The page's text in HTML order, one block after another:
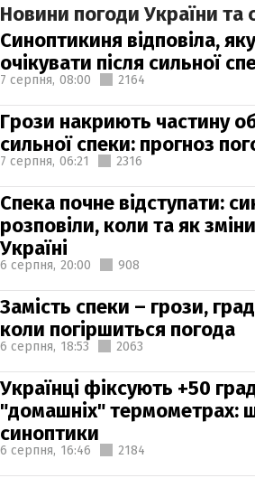
Новини погоди України та
Синоптикиня відповіла,
очікувати після сильної
7 серпня, 08:00 2164
Грози накриють частину
сильної спеки: прогноз
7 серпня, 06:21 2316
Спека почне відступати:
розповіли, коли та як
Україні
6 серпня, 20:00 908
Замість спеки – грози,
коли погіршиться погода
6 серпня, 18:53 2063
Українці фіксують +50
"домашніх" термометрах:
синоптики
6 серпня, 16:46 2184